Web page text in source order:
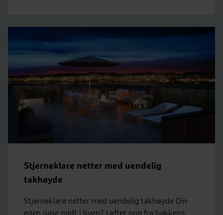
Stjerneklare netter med uendelig
takhøyde
Stjerneklare netter med uendelig takhøyde Din
egen oase midt i byen? Løftet opp fra bakkens